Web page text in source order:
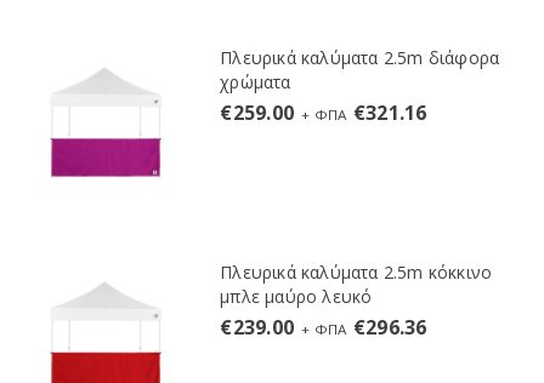
Πλευρικά καλύματα 2.5m διάφορα
χρώματα
€259.00 + ΦΠΑ €321.16
Πλευρικά καλύματα 2.5m κόκκινο
μπλε μαύρο λευκό
€239.00 + ΦΠΑ €296.36